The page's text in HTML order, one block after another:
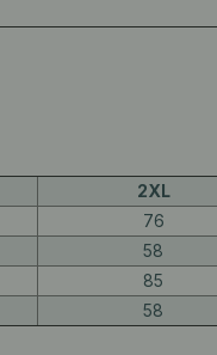
2XL
76
58
85
58